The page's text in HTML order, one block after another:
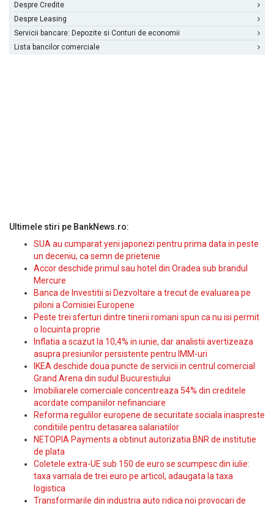
Despre Credite
Despre Leasing
Servicii bancare: Depozite si Conturi de economii
Lista bancilor comerciale
Ultimele stiri pe BankNews.ro:
SUA au cumparat yeni japonezi pentru prima data in peste
un deceniu, ca semn de prietenie
Accor deschide primul sau hotel din Oradea sub brandul
Mercure
Banca de Investitii si Dezvoltare a trecut de evaluarea pe
piloni a Comisiei Europene
Peste trei sferturi dintre tinerii romani spun ca nu isi permit
o locuinta proprie
Inflatia a scazut la 10,4% in iunie, dar analistii avertizeaza
asupra presiunilor persistente pentru IMM-uri
IKEA deschide doua puncte de servicii in centrul comercial
Grand Arena din sudul Bucurestiului
Imobiliarele comerciale concentreaza 54% din creditele
acordate companiilor nefinanciare
Reforma regulilor europene de securitate sociala inaspreste
conditiile pentru detasarea salariatilor
NETOPIA Payments a obtinut autorizatia BNR de institutie
de plata
Coletele extra-UE sub 150 de euro se scumpesc din iulie:
taxa vamala de trei euro pe articol, adaugata la taxa
logistica
Transformarile din industria auto ridica noi provocari de